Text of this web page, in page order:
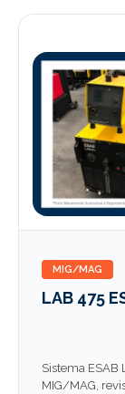
MIG/MAG
LAB 475
Sistema ESAB
MIG/MAG,